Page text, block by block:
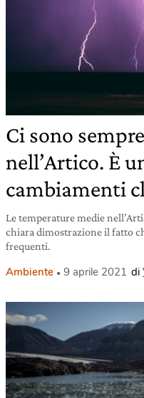
Ci sono
nell’Artico. È
cambiamenti
Le temperature medie
chiara dimostrazione il fatto
frequenti.
Ambiente 9 aprile 2021 di